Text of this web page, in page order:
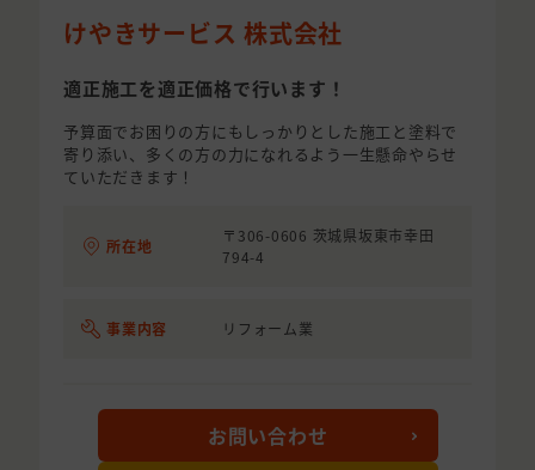
けやきサービス 株式会社
適正施工を適正価格で行います！
予算面でお困りの方にもしっかりとした施工と塗料で
寄り添い、多くの方の力になれるよう一生懸命やらせ
ていただきます！
所在地
〒306-0606 茨城県坂東市幸田
794-4
事業内容 リフォーム業
お問い合わせ